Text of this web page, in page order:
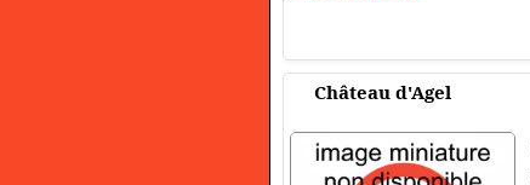
Château d'Agel